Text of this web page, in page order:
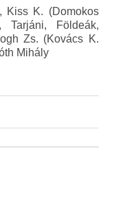
Kiss K. (Domokos
Tarjáni, Földeák,
Zs. (Kovács K.
Mihály